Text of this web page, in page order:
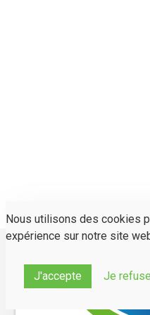
Nous utilisons des cookies
expérience sur notre site
J'accepte Je refuse